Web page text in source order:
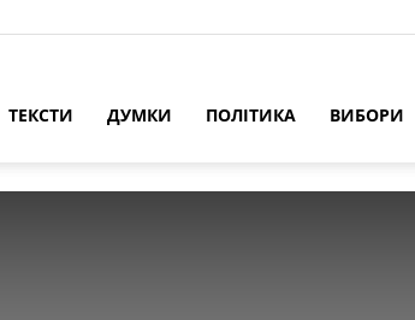
ТЕКСТИ ДУМКИ ПОЛІТИКА ВИБОРИ